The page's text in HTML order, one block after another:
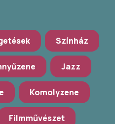
Színház
Jazz
Komolyzene
Filmművészet